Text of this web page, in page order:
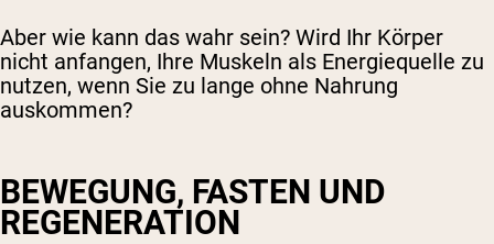
Aber wie kann das wahr sein? Wird Ihr Körper
nicht anfangen, Ihre Muskeln als Energiequelle zu
nutzen, wenn Sie zu lange ohne Nahrung
auskommen?
BEWEGUNG, FASTEN UND
REGENERATION